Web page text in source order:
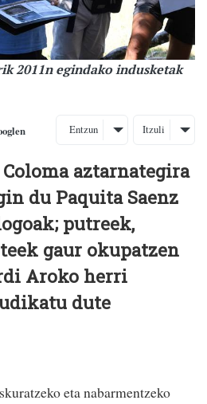
2011n egindako indusketak
Entzun Itzuli
Coloma aztarnategira
du Paquita Saenz
putreek,
gaur okupatzen
Aroko herri
dute
eta nabarmentzeko